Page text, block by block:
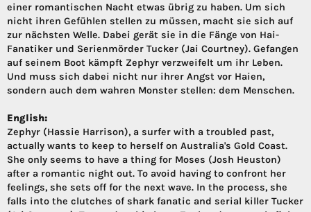
einer romantischen Nacht etwas übrig zu haben. Um sich
nicht ihren Gefühlen stellen zu müssen, macht sie sich auf
zur nächsten Welle. Dabei gerät sie in die Fänge von Hai-
Fanatiker und Serienmörder Tucker (Jai Courtney). Gefangen
auf seinem Boot kämpft Zephyr verzweifelt um ihr Leben.
Und muss sich dabei nicht nur ihrer Angst vor Haien,
sondern auch dem wahren Monster stellen: dem Menschen.
English:
Zephyr (Hassie Harrison), a surfer with a troubled past,
actually wants to keep to herself on Australia's Gold Coast.
She only seems to have a thing for Moses (Josh Heuston)
after a romantic night out. To avoid having to confront her
feelings, she sets off for the next wave. In the process, she
falls into the clutches of shark fanatic and serial killer Tucker